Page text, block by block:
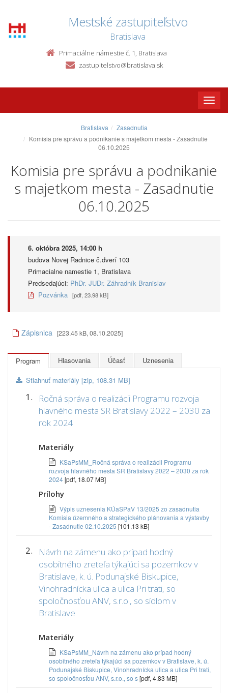
Mestské zastupiteľstvo
Bratislava
Primaciálne námestie č. 1, Bratislava
zastupitelstvo@bratislava.sk
Toggle
Bratislava
Zasadnutia
Komisia pre správu a podnikanie s majetkom mesta - Zasadnutie
06.10.2025
Komisia pre správu a podnikanie
s majetkom mesta - Zasadnutie
06.10.2025
6. októbra 2025, 14:00 h
budova Novej Radnice č.dverí 103
Primacialne namestie 1, Bratislava
Predsedajúci: PhDr. JUDr. Záhradník Branislav
Pozvánka [pdf, 23.98 kB]
Zápisnica [223.45 kB, 08.10.2025]
Program Hlasovania Účasť Uznesenia
Stiahnuť materiály [zip, 108.31 MB]
1.
Ročná správa o realizácii Programu rozvoja
hlavného mesta SR Bratislavy 2022 – 2030 za
rok 2024
Materiály
KSaPsMM_Ročná správa o realizácii Programu
rozvoja hlavného mesta SR Bratislavy 2022 – 2030 za rok
2024[pdf, 18.07 MB]
Prílohy
Výpis uznesenia KÚaSPaV 13/2025 zo zasadnutia
Komisia územného a strategického plánovania a výstavby
- Zasadnutie 02.10.2025 [101.13 kB]
2.
Návrh na zámenu ako prípad hodný
osobitného zreteľa týkajúci sa pozemkov v
Bratislave, k. ú. Podunajské Biskupice,
Vinohradnícka ulica a ulica Pri trati, so
spoločnosťou ANV, s.r.o., so sídlom v
Bratislave
Materiály
KSaPsMM_Návrh na zámenu ako prípad hodný
osobitného zreteľa týkajúci sa pozemkov v Bratislave, k. ú.
Podunajské Biskupice, Vinohradnícka ulica a ulica Pri trati,
so spoločnosťou ANV, s.r.o., so s[pdf, 4.83 MB]